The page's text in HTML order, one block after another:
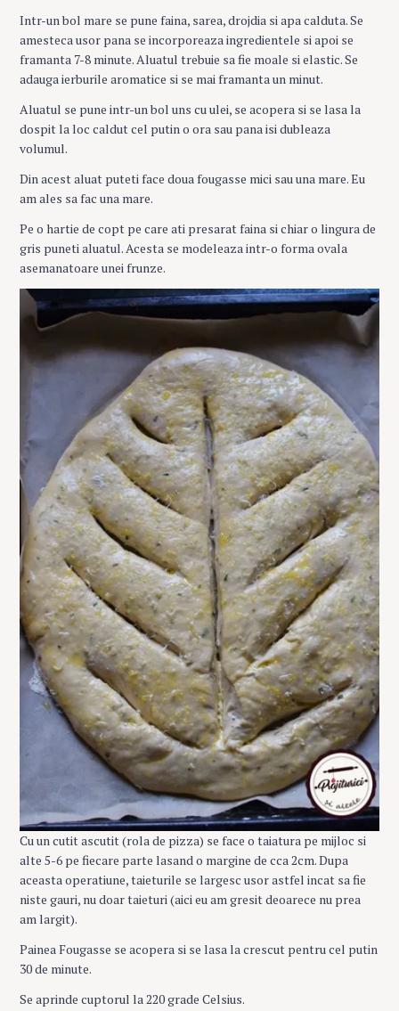
Intr-un bol mare se pune faina, sarea, drojdia si apa calduta. Se
amesteca usor pana se incorporeaza ingredientele si apoi se
framanta 7-8 minute. Aluatul trebuie sa fie moale si elastic. Se
adauga ierburile aromatice si se mai framanta un minut.
Aluatul se pune intr-un bol uns cu ulei, se acopera si se lasa la
dospit la loc caldut cel putin o ora sau pana isi dubleaza
volumul.
Din acest aluat puteti face doua fougasse mici sau una mare. Eu
am ales sa fac una mare.
Pe o hartie de copt pe care ati presarat faina si chiar o lingura de
gris puneti aluatul. Acesta se modeleaza intr-o forma ovala
asemanatoare unei frunze.
Cu un cutit ascutit (rola de pizza) se face o taiatura pe mijloc si
alte 5-6 pe fiecare parte lasand o margine de cca 2cm. Dupa
aceasta operatiune, taieturile se largesc usor astfel incat sa fie
niste gauri, nu doar taieturi (aici eu am gresit deoarece nu prea
am largit).
Painea Fougasse se acopera si se lasa la crescut pentru cel putin
30 de minute.
Se aprinde cuptorul la 220 grade Celsius.